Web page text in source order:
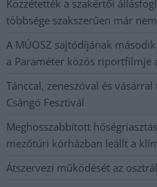
Közzétették a szakértői
többsége szakszerűen már
A MÚOSZ sajtódíjának
a Paraméter közös riportfilmje
Tánccal, zeneszóval és
Csángó Fesztivál
Meghosszabbított
mezőtúri kórházban leállt a
Átszervezi működését az